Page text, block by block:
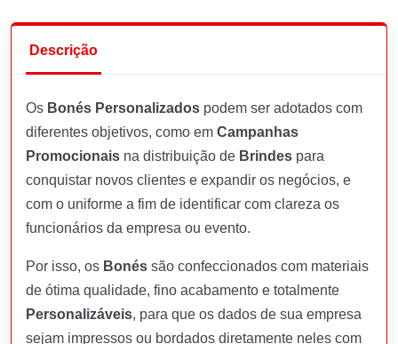
Descrição
Os Bonés Personalizados podem ser adotados com
diferentes objetivos, como em Campanhas
Promocionais na distribuição de Brindes para
conquistar novos clientes e expandir os negócios, e
com o uniforme a fim de identificar com clareza os
funcionários da empresa ou evento.
Por isso, os Bonés são confeccionados com materiais
de ótima qualidade, fino acabamento e totalmente
Personalizáveis, para que os dados de sua empresa
sejam impressos ou bordados diretamente neles com